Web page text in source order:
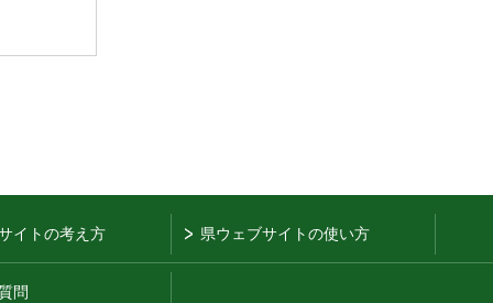
イトの考え方 県ウェブサイトの使い方
問